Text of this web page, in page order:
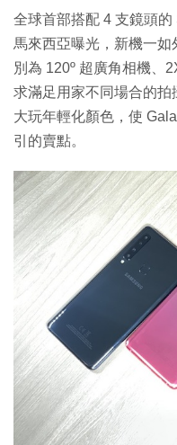
全球首部搭配 4 支鏡頭
馬來西亞曝光，新機一
別為 120º 超廣角相機、
求滿足用家不同場合的
大玩年輕化顏色，使
引的賣點。